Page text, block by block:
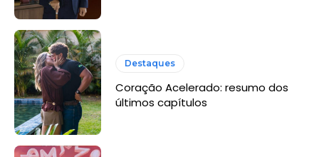
Destaques
Coração Acelerado: resumo dos
últimos capítulos